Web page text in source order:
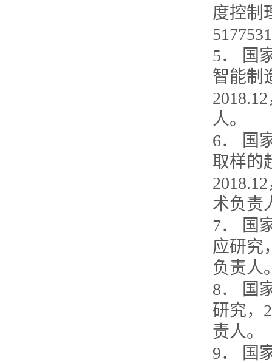
度控制
5． 国
智能制
人。
6． 国
取样的
术负责
7． 国
应研究
负责人
8． 国
研究，
责人。
9． 国